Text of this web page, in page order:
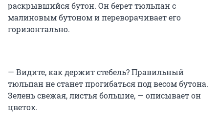
раскрывшийся бутон. Он берет тюльпан с
малиновым бутоном и переворачивает его
горизонтально.
— Видите, как держит стебель? Правильный
тюльпан не станет прогибаться под весом бутона.
Зелень свежая, листья большие, — описывает он
цветок.